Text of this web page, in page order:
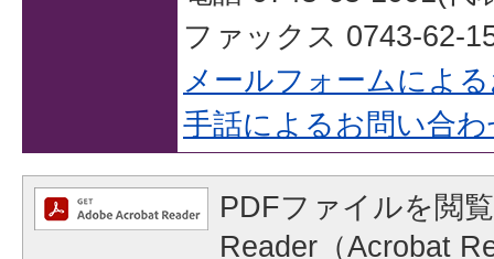
ファックス 0743-62-
メールフォームによ
手話によるお問い合
PDFファイルを閲
Reader（Acrobat